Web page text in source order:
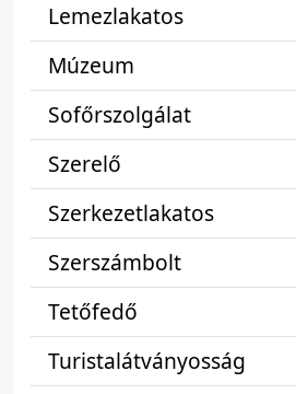
Lemezlakatos
Múzeum
Sofőrszolgálat
Szerelő
Szerkezetlakatos
Szerszámbolt
Tetőfedő
Turistalátványosság